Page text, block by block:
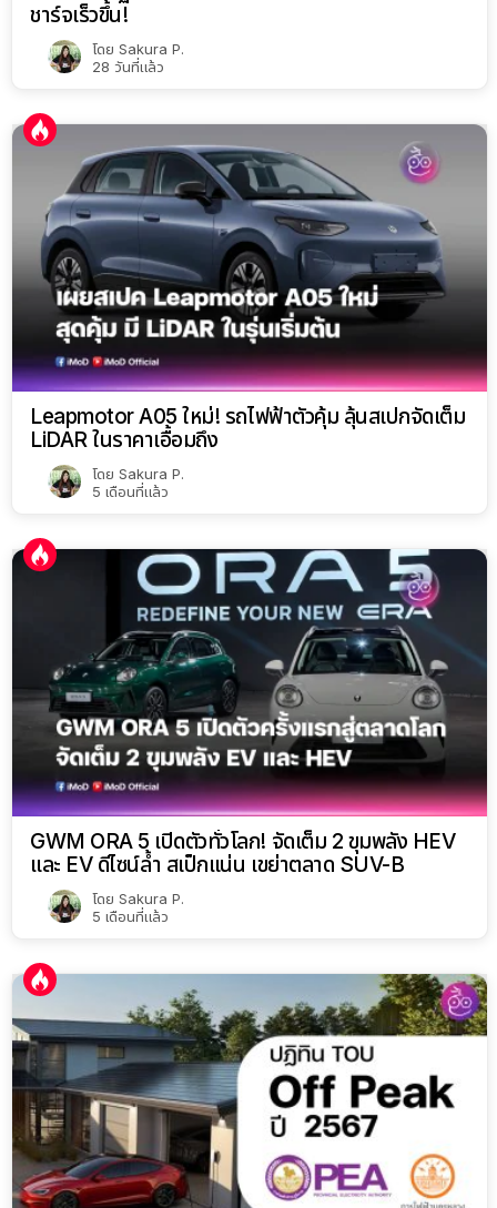
ชาร์จเร็วขึ้น!
โดย Sakura P.
28 วันที่แล้ว
Leapmotor A05 ใหม่! รถไฟฟ้าตัวคุ้ม ลุ้นสเปกจัดเต็ม
LiDAR ในราคาเอื้อมถึง
โดย Sakura P.
5 เดือนที่แล้ว
GWM ORA 5 เปิดตัวทั่วโลก! จัดเต็ม 2 ขุมพลัง HEV
และ EV ดีไซน์ล้ำ สเป็กแน่น เขย่าตลาด SUV-B
โดย Sakura P.
5 เดือนที่แล้ว